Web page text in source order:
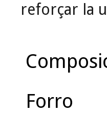
reforçar la
Forro